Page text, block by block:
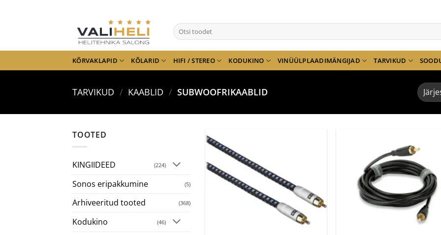
Otsi:
KÕRVAKLAPID KÕLARID HIFI / STEREO KODUKINO VINÜÜLPLAADIMÄNGIJAD TARVIKUD
TARVIKUD / KAABLID / SUBWOOFRIKAABLID
TOOTED
KINGIIDEED (224)
Sonos eripakkumine (5)
Arhiveeritud tooted (368)
Kodukino (46)